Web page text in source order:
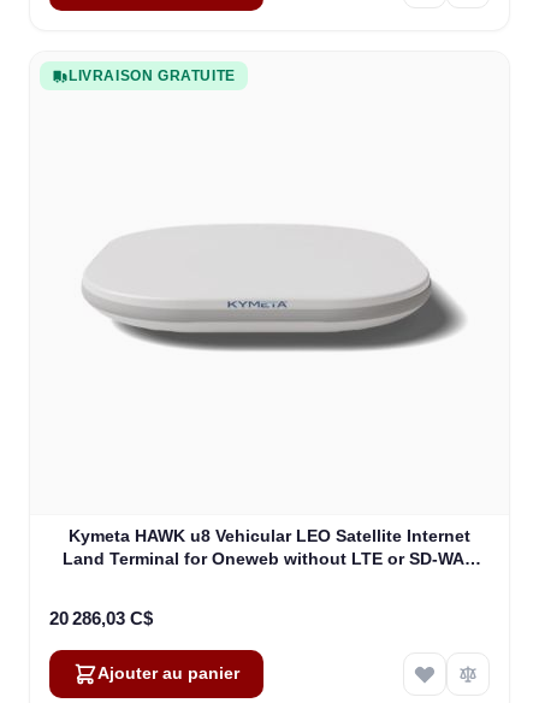
LIVRAISON GRATUITE
Kymeta HAWK u8 Vehicular LEO Satellite Internet
Land Terminal for Oneweb without LTE or SD-WAN
20 286,03 C$
Ajouter au panier